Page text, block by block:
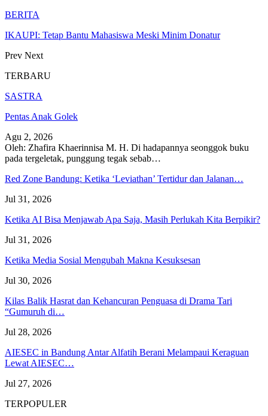
BERITA
IKAUPI: Tetap Bantu Mahasiswa Meski Minim Donatur
Prev Next
TERBARU
SASTRA
Pentas Anak Golek
Agu 2, 2026
Oleh: Zhafira Khaerinnisa M. H. Di hadapannya seonggok buku
pada tergeletak, punggung tegak sebab…
Red Zone Bandung: Ketika ‘Leviathan’ Tertidur dan Jalanan…
Jul 31, 2026
Ketika AI Bisa Menjawab Apa Saja, Masih Perlukah Kita Berpikir?
Jul 31, 2026
Ketika Media Sosial Mengubah Makna Kesuksesan
Jul 30, 2026
Kilas Balik Hasrat dan Kehancuran Penguasa di Drama Tari
“Gumuruh di…
Jul 28, 2026
AIESEC in Bandung Antar Alfatih Berani Melampaui Keraguan
Lewat AIESEC…
Jul 27, 2026
TERPOPULER